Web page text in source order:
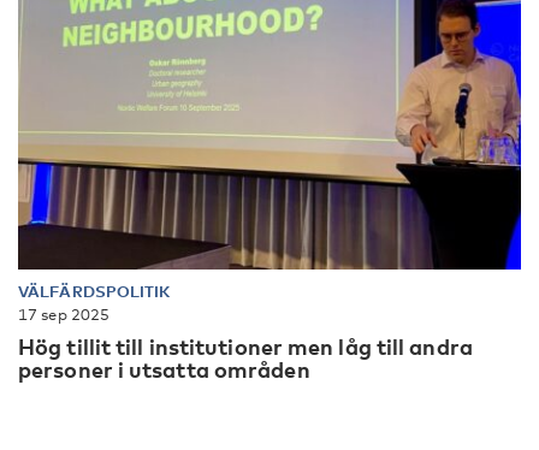
VÄLFÄRDSPOLITIK
17 sep 2025
Hög tillit till institutioner men låg till andra
personer i utsatta områden